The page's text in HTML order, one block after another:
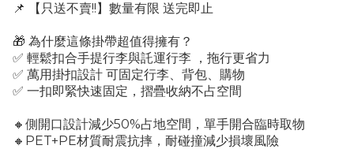
📌 【只送不賣!!】數量有限 送完即止
🎁 為什麼這條掛帶超值得擁有？
✅ 輕鬆扣合手提行李與託運行李 ，拖行更省力
✅ 萬用掛扣設計 可固定行李、背包、購物
✅ 一扣即緊快速固定，摺疊收納不占空間
🔸側開口設計減少50%占地空間，單手開合臨時取物
🔸PET+PE材質耐震抗摔，耐碰撞減少損壞風險